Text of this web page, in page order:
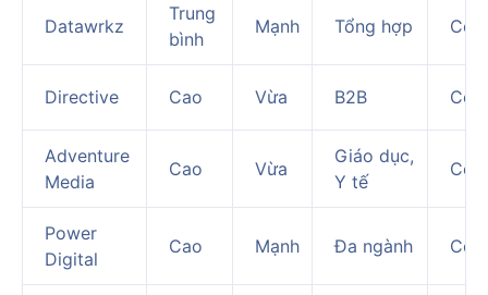
Datawrkz
Trung
bình
Mạnh Tổng hợp Có
Directive Cao Vừa B2B Có
Adventure
Media
Cao Vừa
Giáo dục,
Y tế
Có
Power
Digital
Cao Mạnh Đa ngành Có